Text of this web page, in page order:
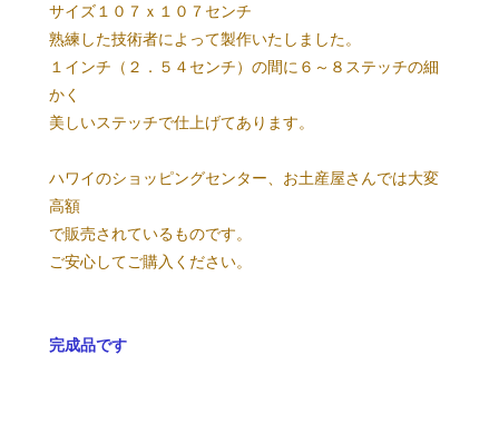
サイズ１０７ｘ１０７センチ
熟練した技術者によって製作いたしました。
１インチ（２．５４センチ）の間に６～８ステッチの細
かく
美しいステッチで仕上げてあります。
ハワイのショッピングセンター、お土産屋さんでは大変
高額
で販売されているものです。
ご安心してご購入ください。
完成品です